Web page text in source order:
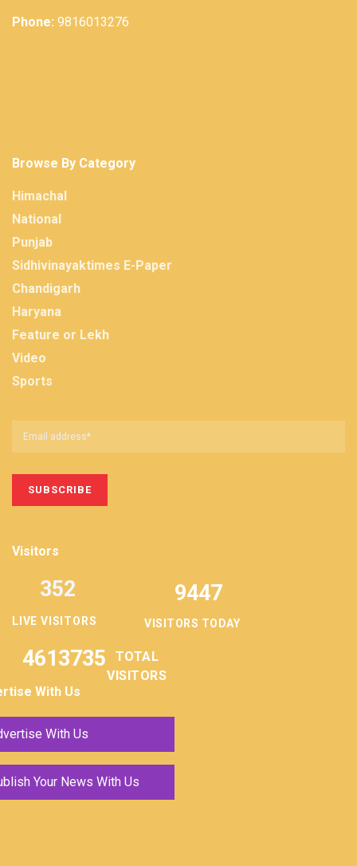
Phone: 9816013276
Browse By Category
Himachal
National
Punjab
Sidhivinayaktimes E-Paper
Chandigarh
Haryana
Feature or Lekh
Video
Sports
Visitors
LIVE VISITORS
352 9447
VISITORS TODAY
4613735
TOTAL
VISITORS
With Us
With Us
Your News With Us